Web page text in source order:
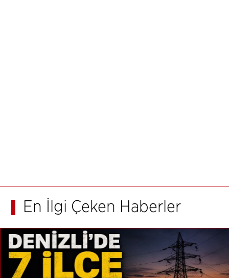
En İlgi Çeken Haberler